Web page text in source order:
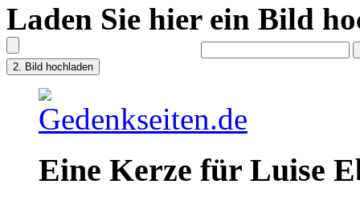
Laden Sie hier ein Bild
Eine Kerze für Luise